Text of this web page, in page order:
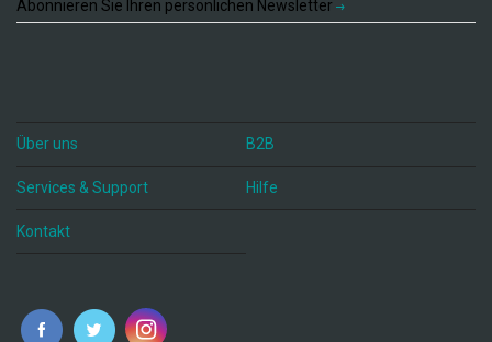
Abonnieren Sie Ihren persönlichen Newsletter
Über uns B2B
Services & Support Hilfe
Kontakt